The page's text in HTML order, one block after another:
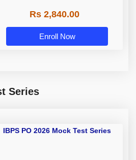
Rs 2,840.00
Enroll Now
Series
IBPS PO 2026 Mock Test Series